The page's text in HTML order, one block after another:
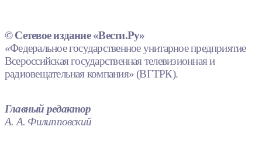
© Сетевое издание «Вести.Ру»
«Федеральное государственное унитарное предприятие
Всероссийская государственная телевизионная и
радиовещательная компания» (ВГТРК).
Главный редактор
А. А. Филипповский